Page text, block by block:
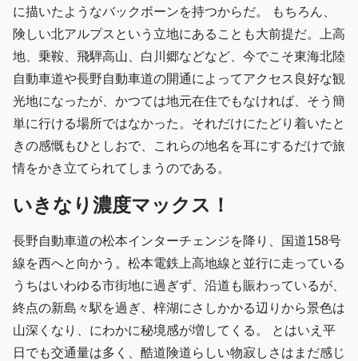
に描いたようなバックボーンを持つからだ。 もちろん、
険しい北アルプスという立地にあることも大前提だ。上高
地、乗鞍、飛騨高山、白川郷などなど、今でこそ東海北陸
自動車道や長野自動車道の開通によってアクセス良好な観
光地になったが、かつては地元在住でもなければ、そう簡
単に行ける場所ではなかった。それだけにたどり着いたと
きの感慨もひとしおで、これらの地名を耳にするだけで旅
情をかき立てられてしまうのである。
いきなり濃度マックス！
長野自動車道の松本インターチェンジを降り、国道158号
線を西へと向かう。松本電鉄上高地線と並行に走っている
うちはいわゆる市街地に過ぎず、沿道も賑わっているが、
終点の新島々駅を過ぎ、梓湖にさしかかる辺りから景色は
山深くなり、にわかに秘境感が増してくる。 とはいえ平
日でも交通量は多く、酷道険道らしい物寂しさはまだ感じ